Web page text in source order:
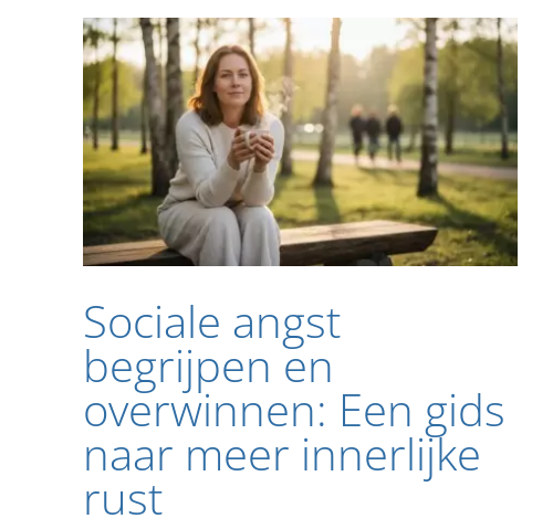
Sociale angst begrijpen en overwinnen:
Een gids naar meer innerlijke rust
Sociale angst
begrijpen en
overwinnen: Een gids
naar meer innerlijke
rust